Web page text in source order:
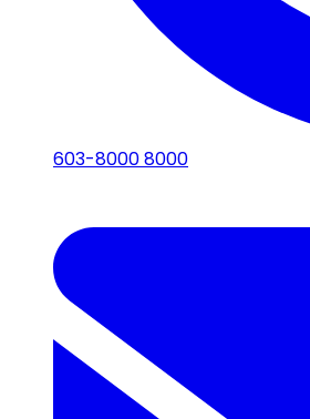
603-8000 8000